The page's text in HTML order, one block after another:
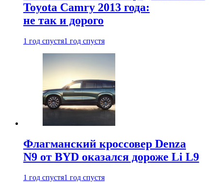
Toyota Camry 2013 года:
не так и дорого
1 год спустя1 год спустя
Флагманский кроссовер Denza
N9 от BYD оказался дороже Li L9
1 год спустя1 год спустя